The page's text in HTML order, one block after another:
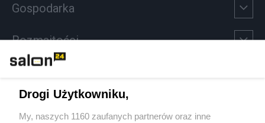
Gospodarka
Rozmaitości
Sport
Drogi Użytkowniku,
My, naszych 1160 zaufanych partnerów oraz inne